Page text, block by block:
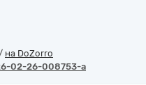
на DoZorro
02-26-008753-a